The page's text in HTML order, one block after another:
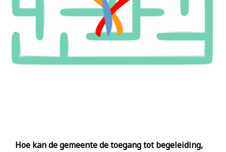
Hoe kan de gemeente de toegang tot begeleiding,